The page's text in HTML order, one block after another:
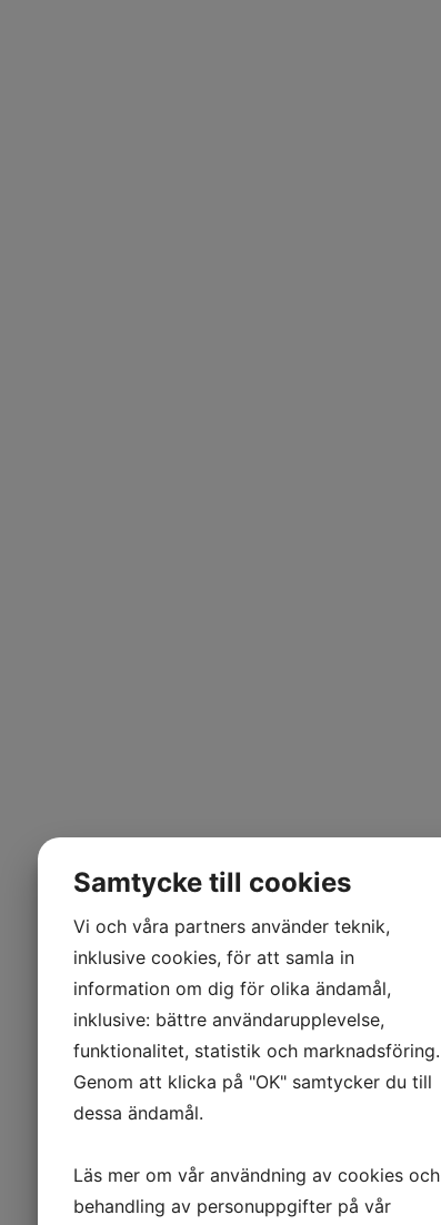
Samtycke till cookies
Vi och våra partners använder teknik,
inklusive cookies, för att samla in
information om dig för olika ändamål,
inklusive: bättre användarupplevelse,
funktionalitet, statistik och marknadsföring.
Genom att klicka på "OK" samtycker du till
dessa ändamål.
Läs mer om vår användning av cookies och
behandling av personuppgifter på vår